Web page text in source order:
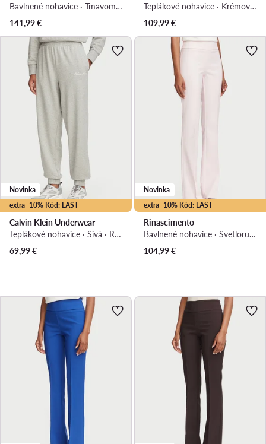
Bavlnené nohavice · Tmavomodrá · Regular fit
141,99€
Teplákové nohavice · Krémová · Regular fit
109,99€
extra -10% Kód: LAST
Novinka
Calvin Klein Underwear
Teplákové nohavice · Sivá · Regular fit
69,99€
extra -10% Kód: LAST
Novinka
Rinascimento
Bavlnené nohavice · Svetloružová · Regular fit
104,99€